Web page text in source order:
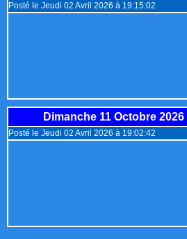
Posté le Jeudi 02 Avril 2026 à 19:15:02
Dimanche 11 Octobre 2026
Posté le Jeudi 02 Avril 2026 à 19:02:42